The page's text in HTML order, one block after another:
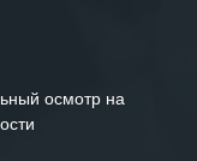
осмотр на